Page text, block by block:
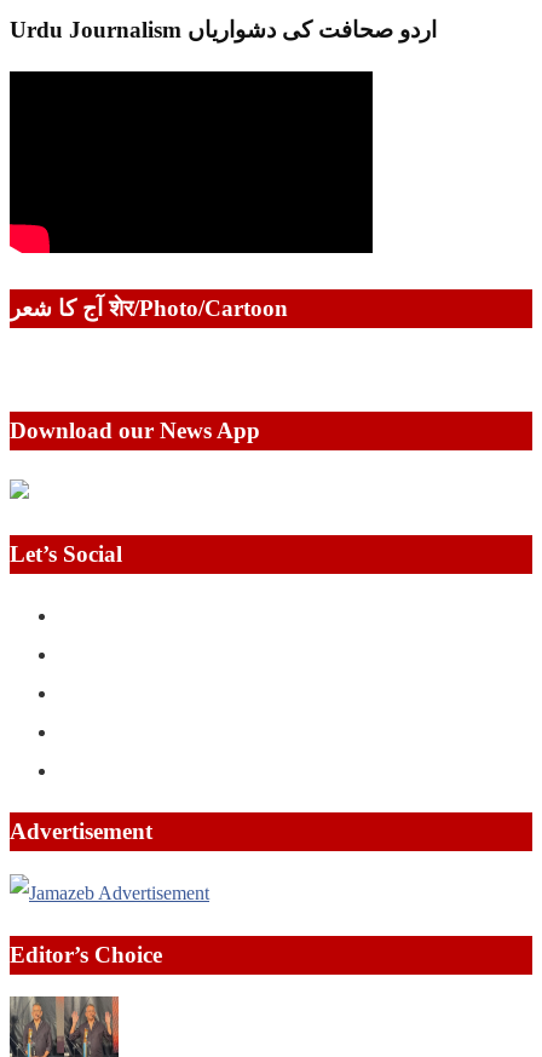
Urdu Journalism اردو صحافت کی دشواریاں
آج کا شعر शेर/Photo/Cartoon
Download our News App
Let’s Social
Advertisement
Editor’s Choice